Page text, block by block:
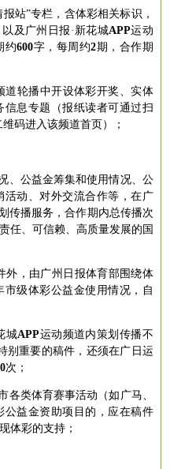
报站”专栏，含体彩相关标识，
及广州日报·新花城APP运动
约600字，每周约2期，合作期
道轮播中开设体彩开奖、实体
信息专题（报纸读者可通过扫
码进入该频道首页）；
、公益金筹集和使用情况、公
动、对外交流合作等，在广
传播服务，合作期内总传播次
任、可信赖、高质量发展的国
外， 由广州日报体育部围绕体
市级体彩公益金使用情况 ， 自
城APP运动频道内策划传播不
别重要的稿件，还须在广日运
次；
各类体育赛事活动（如广马、
益金资助项目的，应在稿件
体彩的支持；